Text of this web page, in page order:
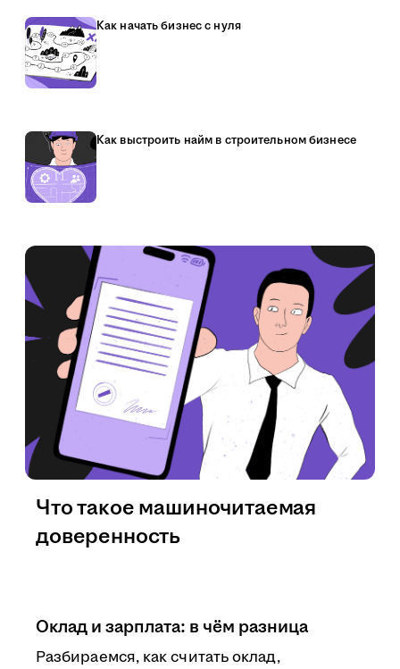
Как начать бизнес с нуля
Как выстроить найм в строительном бизнесе
Оклад и зарплата: в чём разница
Разбираемся, как считать оклад,
Что такое машиночитаемая
доверенность